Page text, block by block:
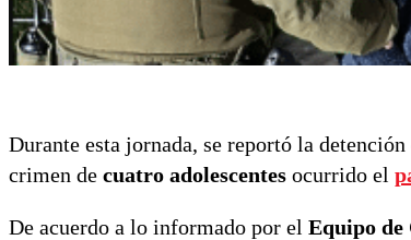
Durante esta jornada, se reportó la
crimen de cuatro adolescentes ocurrido el
De acuerdo a lo informado por el Equipo